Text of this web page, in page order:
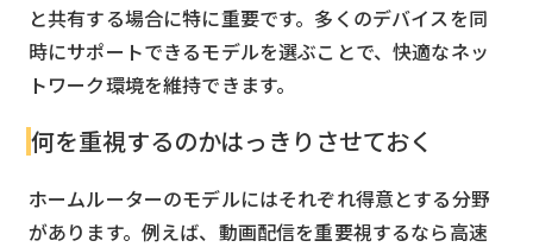
と共有する場合に特に重要です。多くのデバイスを同
時にサポートできるモデルを選ぶことで、快適なネッ
トワーク環境を維持できます。
何を重視するのかはっきりさせておく
ホームルーターのモデルにはそれぞれ得意とする分野
があります。例えば、動画配信を重要視するなら高速